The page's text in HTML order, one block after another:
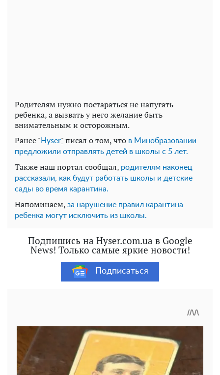
Родителям нужно постараться не напугать
ребенка, а вызвать у него желание быть
внимательным и осторожным.
Ранее " Нyser"писал о том, что в Минобразовании
предложили отправлять детей в школы с 5 лет.
Также наш портал сообщал, родителям наконец
рассказали, как будут работать школы и детские
сады во время карантина.
Напоминаем, за нарушение правил карантина
ребенка могут исключить из школы.
Подпишись на Hyser.com.ua в Google
News! Только самые яркие новости!
Подписаться